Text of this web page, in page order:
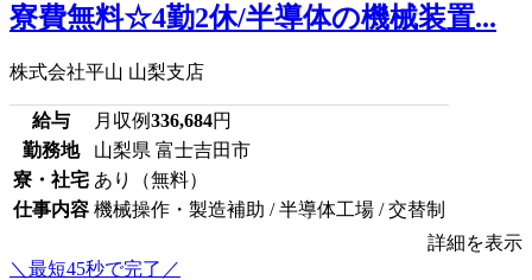
寮費無料☆4勤2休/半導体の機械装置...
株式会社平山 山梨支店
給与 月収例336,684円
勤務地
山梨県 富士吉田市
寮・社宅 あり（無料）
仕事内容 機械操作・製造補助 / 半導体工場 / 交替制
詳細を表示
＼最短45秒で完了／